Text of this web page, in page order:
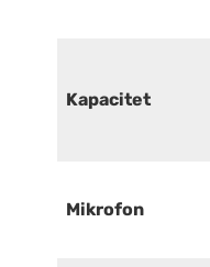
Kapacitet
Mikrofon